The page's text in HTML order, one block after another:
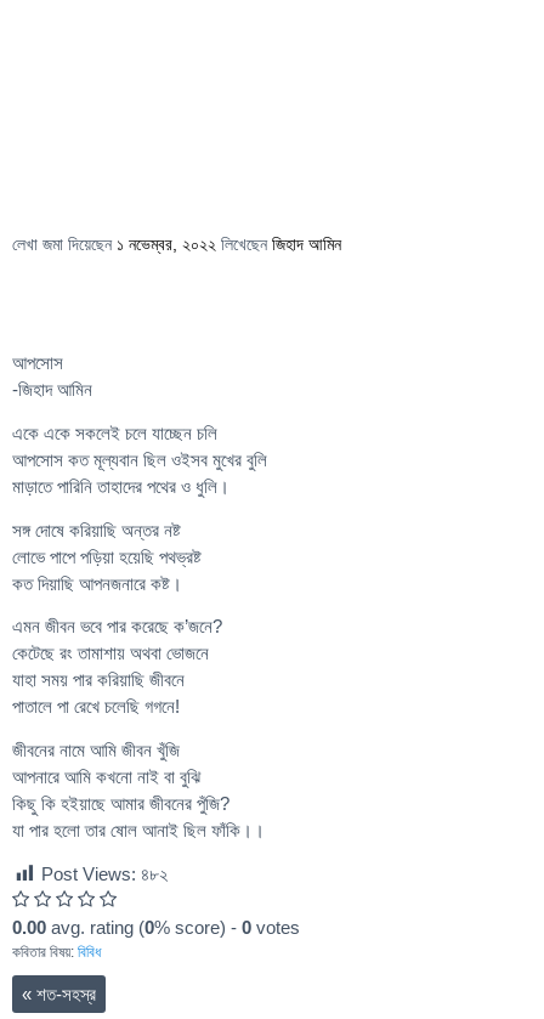
লেখা জমা দিয়েছেন ১ নভেম্বর, ২০২২ লিখেছেন জিহাদ আমিন
আপসোস
-জিহাদ আমিন
একে একে সকলেই চলে যাচ্ছেন চলি
আপসোস কত মূল্যবান ছিল ওইসব মুখের বুলি
মাড়াতে পারিনি তাহাদের পথের ও ধুলি।
সঙ্গ দোষে করিয়াছি অন্তর নষ্ট
লোভে পাপে পড়িয়া হয়েছি পথভ্রষ্ট
কত দিয়াছি আপনজনারে কষ্ট।
এমন জীবন ভবে পার করেছে ক’জনে?
কেটেছে রং তামাশায় অথবা ভোজনে
যাহা সময় পার করিয়াছি জীবনে
পাতালে পা রেখে চলেছি গগনে!
জীবনের নামে আমি জীবন খুঁজি
আপনারে আমি কখনো নাই বা বুঝি
কিছু কি হইয়াছে আমার জীবনের পুঁজি?
যা পার হলো তার ষোল আনাই ছিল ফাঁকি।।
Post Views: ৪৮২
0.00 avg. rating (0% score) - 0 votes
কবিতার বিষয়: বিবিধ
« শত-সহস্র